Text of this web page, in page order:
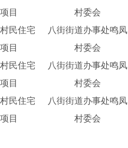
项目
村委会
民住宅
项目
八街街道办事处鸣凤
村委会
民住宅
项目
八街街道办事处鸣凤
村委会
民住宅
项目
八街街道办事处鸣凤
村委会